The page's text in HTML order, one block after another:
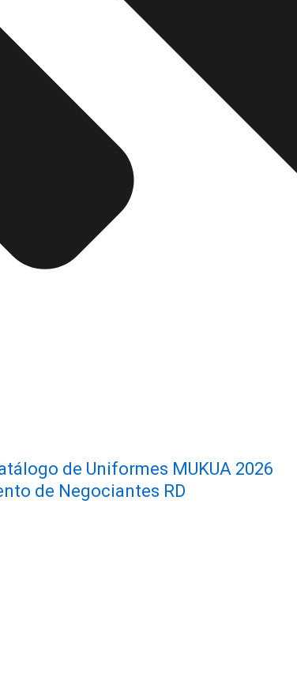
de Uniformes MUKUA 2026
de Negociantes RD